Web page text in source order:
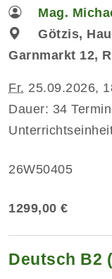
Mag.
Götzis,
Garnmarkt 12,
Fr. 25.09.2026,
Dauer: 34
26W50405
1299,00 €
Deutsch B2